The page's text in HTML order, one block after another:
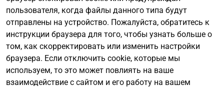
пользователя, когда файлы данного типа будут
отправлены на устройство. Пожалуйста, обратитесь к
инструкции браузера для того, чтобы узнать больше о
том, как скорректировать или изменить настройки
браузера. Если отключить cookie, которые мы
используем, то это может повлиять на ваше
взаимодействие с сайтом и его работу на вашем